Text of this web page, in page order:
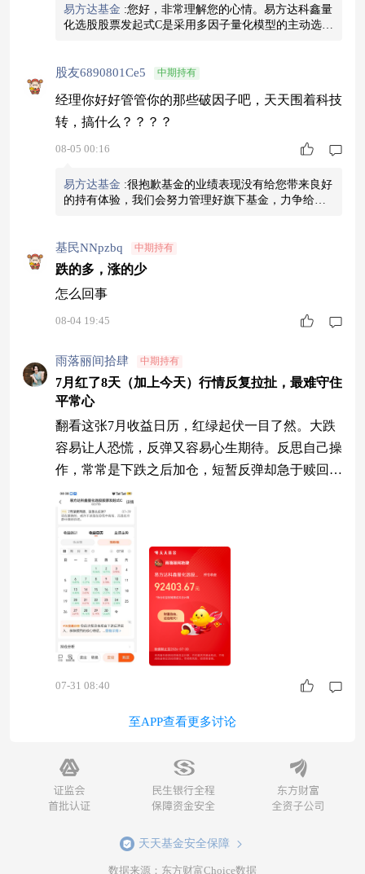
易方达基金 :您好，非常理解您的心情。易方达科鑫量
化选股股票发起式C是采用多因子量化模型的主动选股
益率×15%，与中证500、中证1000、中证2000等指数
表现。量化策略在不同市场环境下的有效性会有所差
异，超额收益水平也会出现波动，我们与您共同关注
股友6890801Ce5 中期持有
经理你好好管管你的那些破因子吧，天天围着科技
转，搞什么？？？？
08-05 00:16
易方达基金 :很抱歉基金的业绩表现没有给您带来良好
的持有体验，我们会努力管理好旗下基金，力争给您
基民NNpzbq 中期持有
跌的多，涨的少
怎么回事
08-04 19:45
雨落丽间拾肆 中期持有
7月红了8天（加上今天）行情反复拉扯，最难守住
平常心
翻看这张7月收益日历，红绿起伏一目了然。大跌
容易让人恐慌，反弹又容易心生期待。反思自己操
作，常常是下跌之后加仓，短暂反弹却急于赎回，
完美踏错节奏。量化基金波动毫不温和，市场大涨
大跌反复拉扯人心。短期行情无法预判，频繁操作
只会放大失误。比起追逐日内涨跌，更需要稳住心
态，建立长期框架，减少情绪化交易，耐心等待收
益兑现。 #晒收益#
07-31 08:40
至APP查看更多讨论
天天基金安全保障
数据来源：东方财富Choice数据